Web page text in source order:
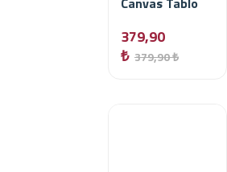
379,90
₺ 379,90 ₺